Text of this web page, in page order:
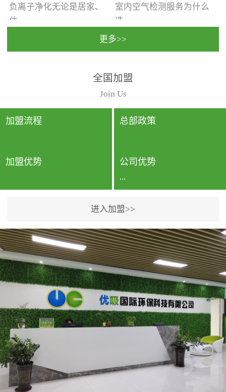
负离子净化无论是居家、
住...
动，人类长时间停留的室
内空间都有整体消毒的需
要。因为空间内人流携带
的、空气...
室内空气检测服务为什么
选...
行国家规定的标准检测方
法，空气采样量准确，检
测结果可靠，远胜于其他
检测...
更多>>
全国加盟
Join Us
加盟流程 总部政策
加盟优势 公司优势
...
专利保护优势、双甲资质
企业（“室内环境净化治理
甲级施工资质”“室内环境
污染治理资质等级证
书”）、拥有多名高级《环
境工程高级工程师》室内
空气治理资格认证的治理
人员、掌握室内空气净化
治理实用技术和五项专利
技术、八项计算机软件著
作权登记证书等。研发实
进入加盟>>